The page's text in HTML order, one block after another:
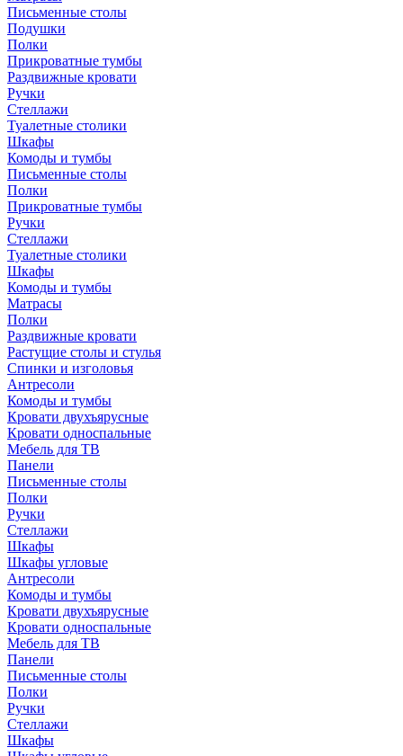
Письменные столы
Подушки
Полки
Прикроватные тумбы
Раздвижные кровати
Ручки
Стеллажи
Туалетные столики
Шкафы
Комоды и тумбы
Письменные столы
Полки
Прикроватные тумбы
Ручки
Стеллажи
Туалетные столики
Шкафы
Комоды и тумбы
Матрасы
Полки
Раздвижные кровати
Растущие столы и стулья
Спинки и изголовья
Антресоли
Комоды и тумбы
Кровати двухъярусные
Кровати односпальные
Мебель для ТВ
Панели
Письменные столы
Полки
Ручки
Стеллажи
Шкафы
Шкафы угловые
Антресоли
Комоды и тумбы
Кровати двухъярусные
Кровати односпальные
Мебель для ТВ
Панели
Письменные столы
Полки
Ручки
Стеллажи
Шкафы